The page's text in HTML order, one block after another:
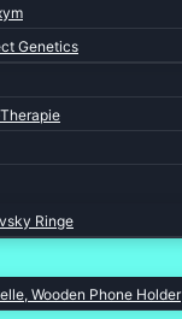
Genetics
Ringe
Wooden Phone Holder